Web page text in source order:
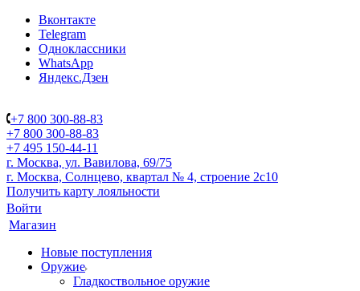
Вконтакте
Telegram
Одноклассники
WhatsApp
Яндекс.Дзен
+7 800 300-88-83
+7 800 300-88-83
+7 495 150-44-11
г. Москва, ул. Вавилова, 69/75
г. Москва, Солнцево, квартал № 4, строение 2с10
Получить карту лояльности
Войти
Магазин
Новые поступления
Оружие
Гладкоствольное оружие